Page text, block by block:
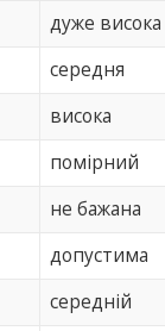
дуже висока
середня
висока
помірний
не бажана
допустима
середній